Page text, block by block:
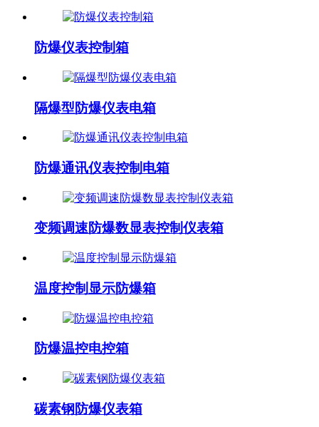
防爆仪表控制箱
隔爆型防爆仪表电箱
防爆通讯仪表控制电箱
变频调速防爆数显表控制仪表箱
温度控制显示防爆箱
防爆温控电控箱
碳素钢防爆仪表箱